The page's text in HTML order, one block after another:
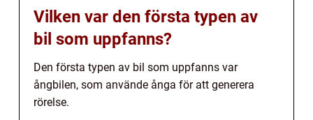
Vilken var den första typen av
bil som uppfanns?
Den första typen av bil som uppfanns var
ångbilen, som använde ånga för att generera
rörelse.